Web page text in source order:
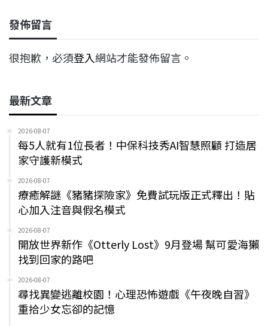
發佈留言
很抱歉，必須登入網站才能發佈留言。
最新文章
2026-08-07
每5人就有1位長者！中保科技秀AI智慧照顧 打造居
家守護新模式
2026-08-07
療癒解謎《豬豬探險家》免費試玩版正式釋出！貼
心加入注音與假名模式
2026-08-07
開放世界新作《Otterly Lost》9月登場 幫可愛海獺
找到回家的路吧
2026-08-07
尋找異變逃離校園！心理恐怖遊戲《午夜晚自習》
重拾少女忘卻的記憶